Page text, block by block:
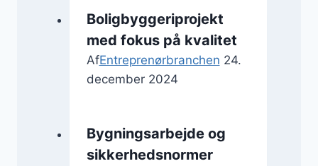
Boligbyggeriprojekt
med fokus på kvalitet
AfEntreprenørbranchen 24.
december 2024
Bygningsarbejde og
sikkerhedsnormer